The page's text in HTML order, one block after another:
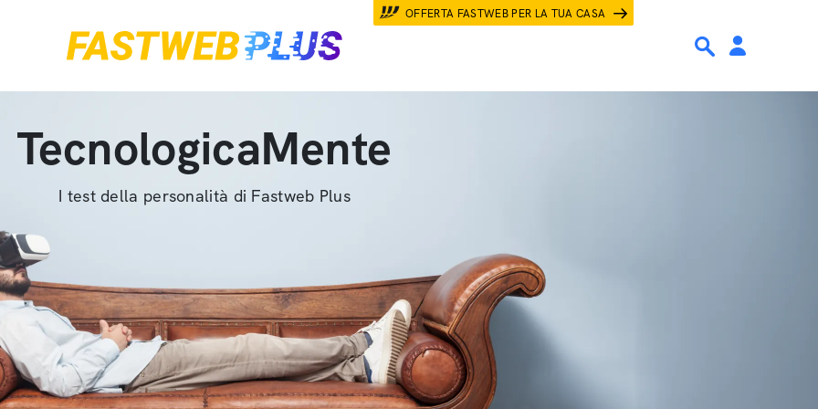
OFFERTA FASTWEB PER LA TUA CASA
TecnologicaMente
I test della personalità di Fastweb Plus